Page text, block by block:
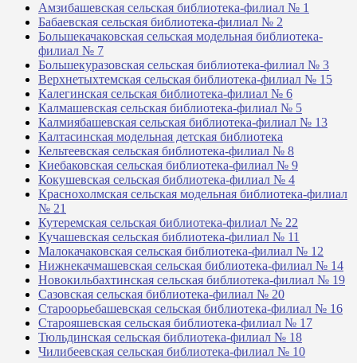
Амзибашевская сельская библиотека-филиал № 1
Бабаевская сельская библиотека-филиал № 2
Большекачаковская сельская модельная библиотека-
филиал № 7
Большекуразовская сельская библиотека-филиал № 3
Верхнетыхтемская сельская библиотека-филиал № 15
Калегинская сельская библиотека-филиал № 6
Калмашевская сельская библиотека-филиал № 5
Калмиябашевская сельская библиотека-филиал № 13
Калтасинская модельная детская библиотека
Кельтеевская сельская библиотека-филиал № 8
Киебаковская сельская библиотека-филиал № 9
Кокушевская сельская библиотека-филиал № 4
Краснохолмская сельская модельная библиотека-филиал
№ 21
Кутеремская сельская библиотека-филиал № 22
Кучашевская сельская библиотека-филиал № 11
Малокачаковская сельская библиотека-филиал № 12
Нижнекачмашевская сельская библиотека-филиал № 14
Новокильбахтинская сельская библиотека-филиал № 19
Сазовская сельская библиотека-филиал № 20
Староорьебашевская сельская библиотека-филиал № 16
Старояшевская сельская библиотека-филиал № 17
Тюльдинская сельская библиотека-филиал № 18
Чилибеевская сельская библиотека-филиал № 10